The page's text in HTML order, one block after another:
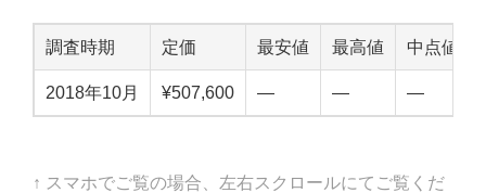
調査時期 定価 最安値 最高値 中点値
2018年10月 ¥507,600 — — —
↑ スマホでご覧の場合、左右スクロールにてご覧くだ